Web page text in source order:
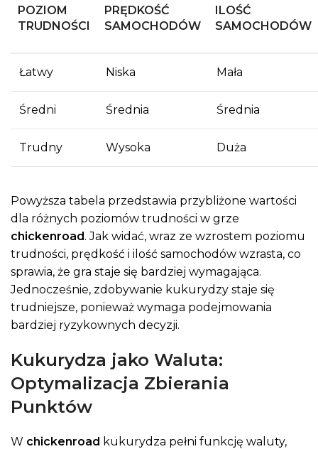
POZIOM
TRUDNOŚCI
PRĘDKOŚĆ
SAMOCHODÓW
ILOŚĆ
SAMOCHODÓW
Łatwy Niska Mała
Średni Średnia Średnia
Trudny Wysoka Duża
Powyższa tabela przedstawia przybliżone wartości
dla różnych poziomów trudności w grze
chickenroad. Jak widać, wraz ze wzrostem poziomu
trudności, prędkość i ilość samochodów wzrasta, co
sprawia, że gra staje się bardziej wymagająca.
Jednocześnie, zdobywanie kukurydzy staje się
trudniejsze, ponieważ wymaga podejmowania
bardziej ryzykownych decyzji.
Kukurydza jako Waluta:
Optymalizacja Zbierania
Punktów
W chickenroad kukurydza pełni funkcję waluty,